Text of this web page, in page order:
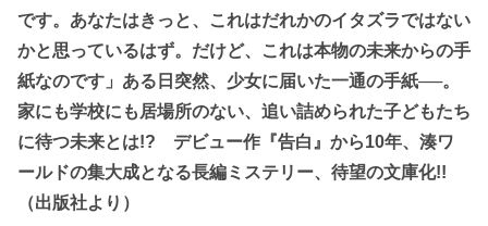
です。あなたはきっと、これはだれかのイタズラではない
かと思っているはず。だけど、これは本物の未来からの手
紙なのです」ある日突然、少女に届いた一通の手紙──。
家にも学校にも居場所のない、追い詰められた子どもたち
に待つ未来とは!? デビュー作『告白』から10年、湊ワ
ールドの集大成となる長編ミステリー、待望の文庫化!!
（出版社より）